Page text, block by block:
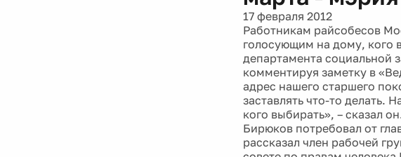
17 февраля 2012
Работникам райсобесов
голосующим на дому, кого
департамента социальной
комментируя заметку в
адрес нашего старшего
заставлять что-то делать.
кого выбирать», – сказал
Бирюков потребовал от
рассказал член рабочей